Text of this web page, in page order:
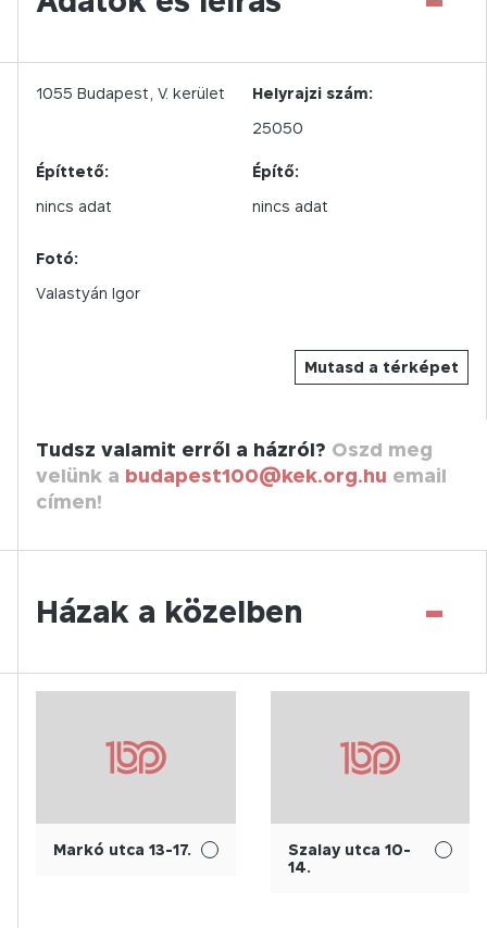
Mutasd a térképet
1055 Budapest, V. kerület
Helyrajzi szám:
25050
Építtető:
nincs adat
Építő:
nincs adat
Fotó:
Valastyán Igor
Tudsz valamit erről a házról? Oszd meg
velünk a budapest100@kek.org.hu email
címen!
Házak a közelben -
Markó utca 13-17.
Szalay utca 10-
14.